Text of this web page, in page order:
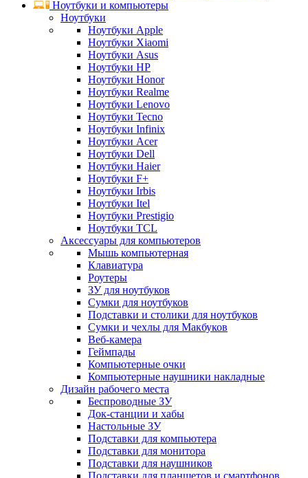
Ноутбуки и компьютеры
Ноутбуки
Ноутбуки Apple
Ноутбуки Xiaomi
Ноутбуки Asus
Ноутбуки HP
Ноутбуки Honor
Ноутбуки Realme
Ноутбуки Lenovo
Ноутбуки Tecno
Ноутбуки Infinix
Ноутбуки Acer
Ноутбуки Dell
Ноутбуки Haier
Ноутбуки F+
Ноутбуки Irbis
Ноутбуки Itel
Ноутбуки Prestigio
Ноутбуки TCL
Аксессуары для компьютеров
Мышь компьютерная
Клавиатура
Роутеры
ЗУ для ноутбуков
Сумки для ноутбуков
Подставки и столики для ноутбуков
Сумки и чехлы для Макбуков
Веб-камера
Геймпады
Компьютерные очки
Компьютерные наушники накладные
Дизайн рабочего места
Беспроводные ЗУ
Док-станции и хабы
Настольные ЗУ
Подставки для компьютера
Подставки для монитора
Подставки для наушников
Подставки для планшетов и смартфонов